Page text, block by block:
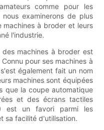
comme pour les
examinerons de plus
machines à broder et leurs
l'industrie.
des machines à broder est
pour ses machines à
également fait un nom
machines sont équipées
que la coupe automatique
et des écrans tactiles
est un favori parmi les
sa facilité d'utilisation.